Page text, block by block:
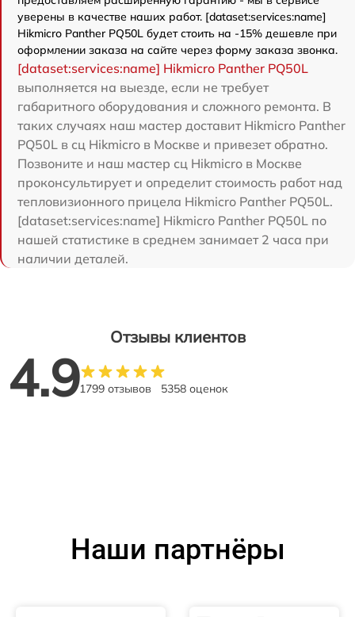
уверены в качестве наших работ. [dataset:services:name]
Hikmicro Panther PQ50L будет стоить на -15% дешевле при
оформлении заказа на сайте через форму заказа звонка.
[dataset:services:name] Hikmicro Panther PQ50L
выполняется на выезде, если не требует
габаритного оборудования и сложного ремонта. В
таких случаях наш мастер доставит Hikmicro Panther
PQ50L в сц Hikmicro в Москве и привезет обратно.
Позвоните и наш мастер сц Hikmicro в Москве
проконсультирует и определит стоимость работ над
тепловизионного прицела Hikmicro Panther PQ50L.
[dataset:services:name] Hikmicro Panther PQ50L по
нашей статистике в среднем занимает 2 часа при
наличии деталей.
Отзывы клиентов
4.91799 отзывов 5358 оценок
Наши партнёры